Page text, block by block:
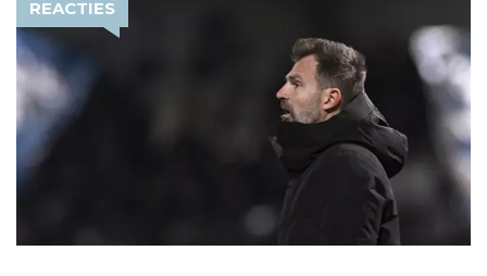
REACTIES